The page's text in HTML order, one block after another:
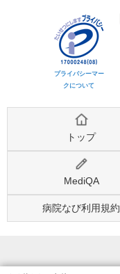
プライバシーマー
クについて
トップ
MediQA
病院なび利用規約